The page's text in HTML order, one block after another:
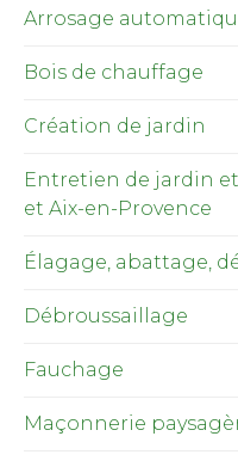
Arrosage
Bois de chauffage
Création de jardin
Entretien de jardin
et Aix-en-Provence
Élagage, abattage,
Débroussaillage
Fauchage
Maçonnerie